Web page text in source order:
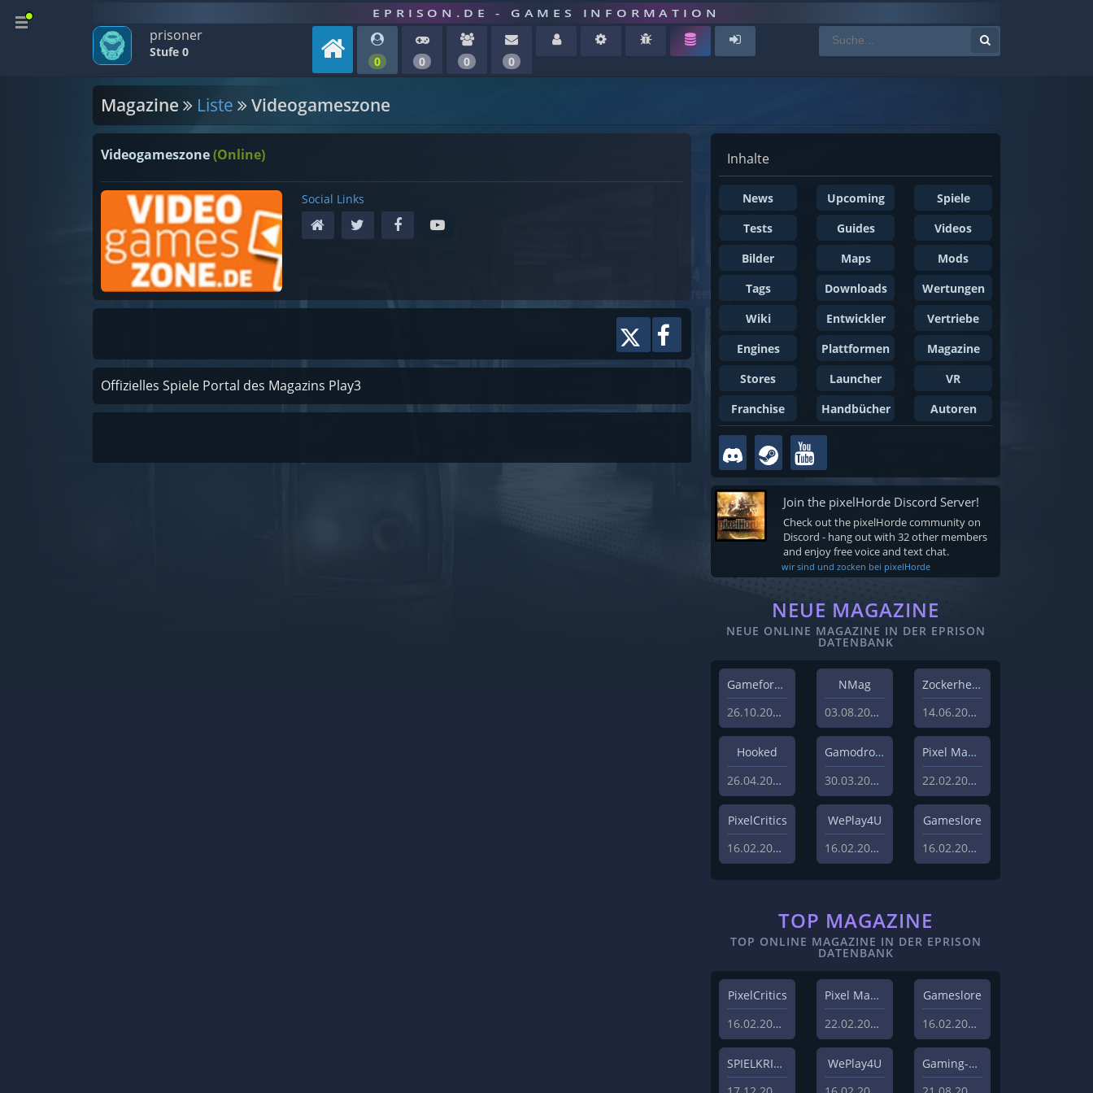
EPRISON.DE - GAMES INFORMATION
prisoner
Stufe 0
0 0 0 0
Magazine Liste Videogameszone
Videogameszone(Online)
Social Links
Offizielles Spiele Portal des Magazins Play3
Inhalte
News Upcoming
Spiele
Tests
Guides
Videos
Bilder
Maps
Mods
Tags
Downloads
Wertungen
Wiki
Entwickler
Vertriebe
Engines
Plattformen
Magazine
Stores
Launcher
VR
Franchise
Handbücher Autoren
Join the pixelHorde Discord Server!
Check out the pixelHorde community on
Discord - hang out with 32 other members
and enjoy free voice and text chat.
wir sind und zocken bei pixelHorde
NEUE MAGAZINE
NEUE ONLINE MAGAZINE IN DER EPRISON
DATENBANK
Gameforest
26.10.2023
NMag
03.08.2022
Zockerheim
14.06.2022
Hooked
26.04.2022
Gamodrome
30.03.2022
Pixel Magazin
22.02.2021
PixelCritics
16.02.2021
WePlay4U
16.02.2021
Gameslore
16.02.2021
TOP MAGAZINE
TOP ONLINE MAGAZINE IN DER EPRISON
DATENBANK
PixelCritics
16.02.2021
Pixel Magazin
22.02.2021
Gameslore
16.02.2021
SPIELKRITIK
WePlay4U
Gaming-Grounds